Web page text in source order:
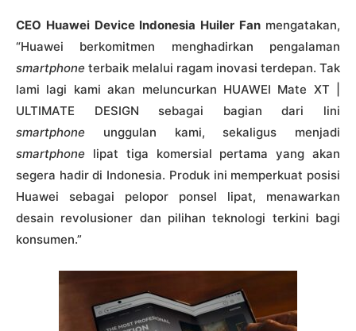
CEO Huawei Device Indonesia Huiler Fan mengatakan,
“Huawei berkomitmen menghadirkan pengalaman
smartphone terbaik melalui ragam inovasi terdepan. Tak
lami lagi kami akan meluncurkan HUAWEI Mate XT |
ULTIMATE DESIGN sebagai bagian dari lini
smartphone unggulan kami, sekaligus menjadi
smartphone lipat tiga komersial pertama yang akan
segera hadir di Indonesia. Produk ini memperkuat posisi
Huawei sebagai pelopor ponsel lipat, menawarkan
desain revolusioner dan pilihan teknologi terkini bagi
konsumen.”